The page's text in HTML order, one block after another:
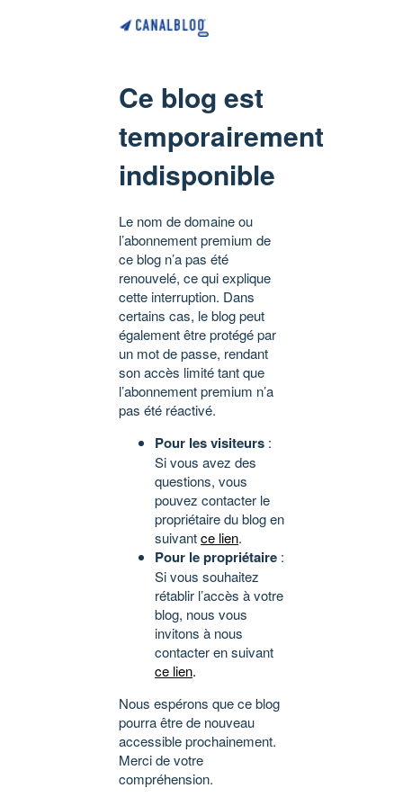
Ce blog est
temporairement
indisponible
Le nom de domaine ou
l’abonnement premium de
ce blog n’a pas été
renouvelé, ce qui explique
cette interruption. Dans
certains cas, le blog peut
également être protégé par
un mot de passe, rendant
son accès limité tant que
l’abonnement premium n’a
pas été réactivé.
Pour les visiteurs :
Si vous avez des
questions, vous
pouvez contacter le
propriétaire du blog en
suivantce lien.
Pour le propriétaire :
Si vous souhaitez
rétablir l’accès à votre
blog, nous vous
invitons à nous
contacter en suivant
ce lien.
Nous espérons que ce blog
pourra être de nouveau
accessible prochainement.
Merci de votre
compréhension.